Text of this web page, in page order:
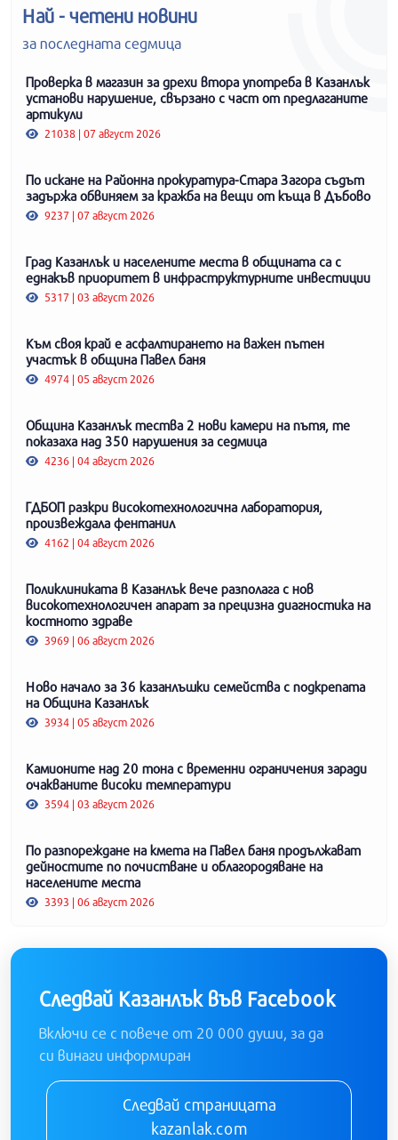
Най - четени новини
за последната седмица
Проверка в магазин за дрехи втора употреба в Казанлък
установи нарушение, свързано с част от предлаганите
артикули
21038 | 07 август 2026
По искане на Районна прокуратура-Стара Загора съдът
задържа обвиняем за кражба на вещи от къща в Дъбово
9237 | 07 август 2026
Град Казанлък и населените места в общината са с
еднакъв приоритет в инфраструктурните инвестиции
5317 | 03 август 2026
Към своя край е асфалтирането на важен пътен
участък в община Павел баня
4974 | 05 август 2026
Община Казанлък тества 2 нови камери на пътя, те
показаха над 350 нарушения за седмица
4236 | 04 август 2026
ГДБОП разкри високотехнологична лаборатория,
произвеждала фентанил
4162 | 04 август 2026
Поликлиниката в Казанлък вече разполага с нов
високотехнологичен апарат за прецизна диагностика на
костното здраве
3969 | 06 август 2026
Ново начало за 36 казанлъшки семейства с подкрепата
на Община Казанлък
3934 | 05 август 2026
Камионите над 20 тона с временни ограничения заради
очакваните високи температури
3594 | 03 август 2026
По разпореждане на кмета на Павел баня продължават
дейностите по почистване и облагородяване на
населените места
3393 | 06 август 2026
Следвай Казанлък във Facebook
Включи се с повече от 20 000 души, за да
си винаги информиран
Следвай страницата
kazanlak.com